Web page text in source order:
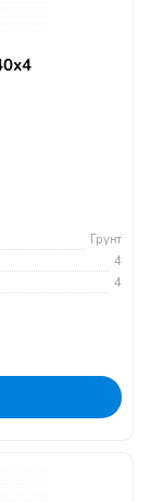
Грунт
4
4